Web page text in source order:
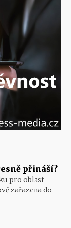
přináší?
pro oblast
zařazena do